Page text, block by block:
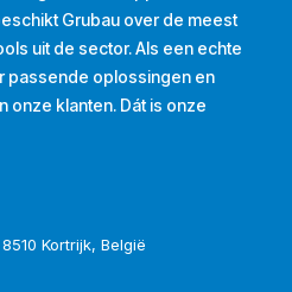
Grubau over de meest
uit de sector. Als een echte
passende oplossingen en
onze klanten. Dát is onze
Kortrijk, België